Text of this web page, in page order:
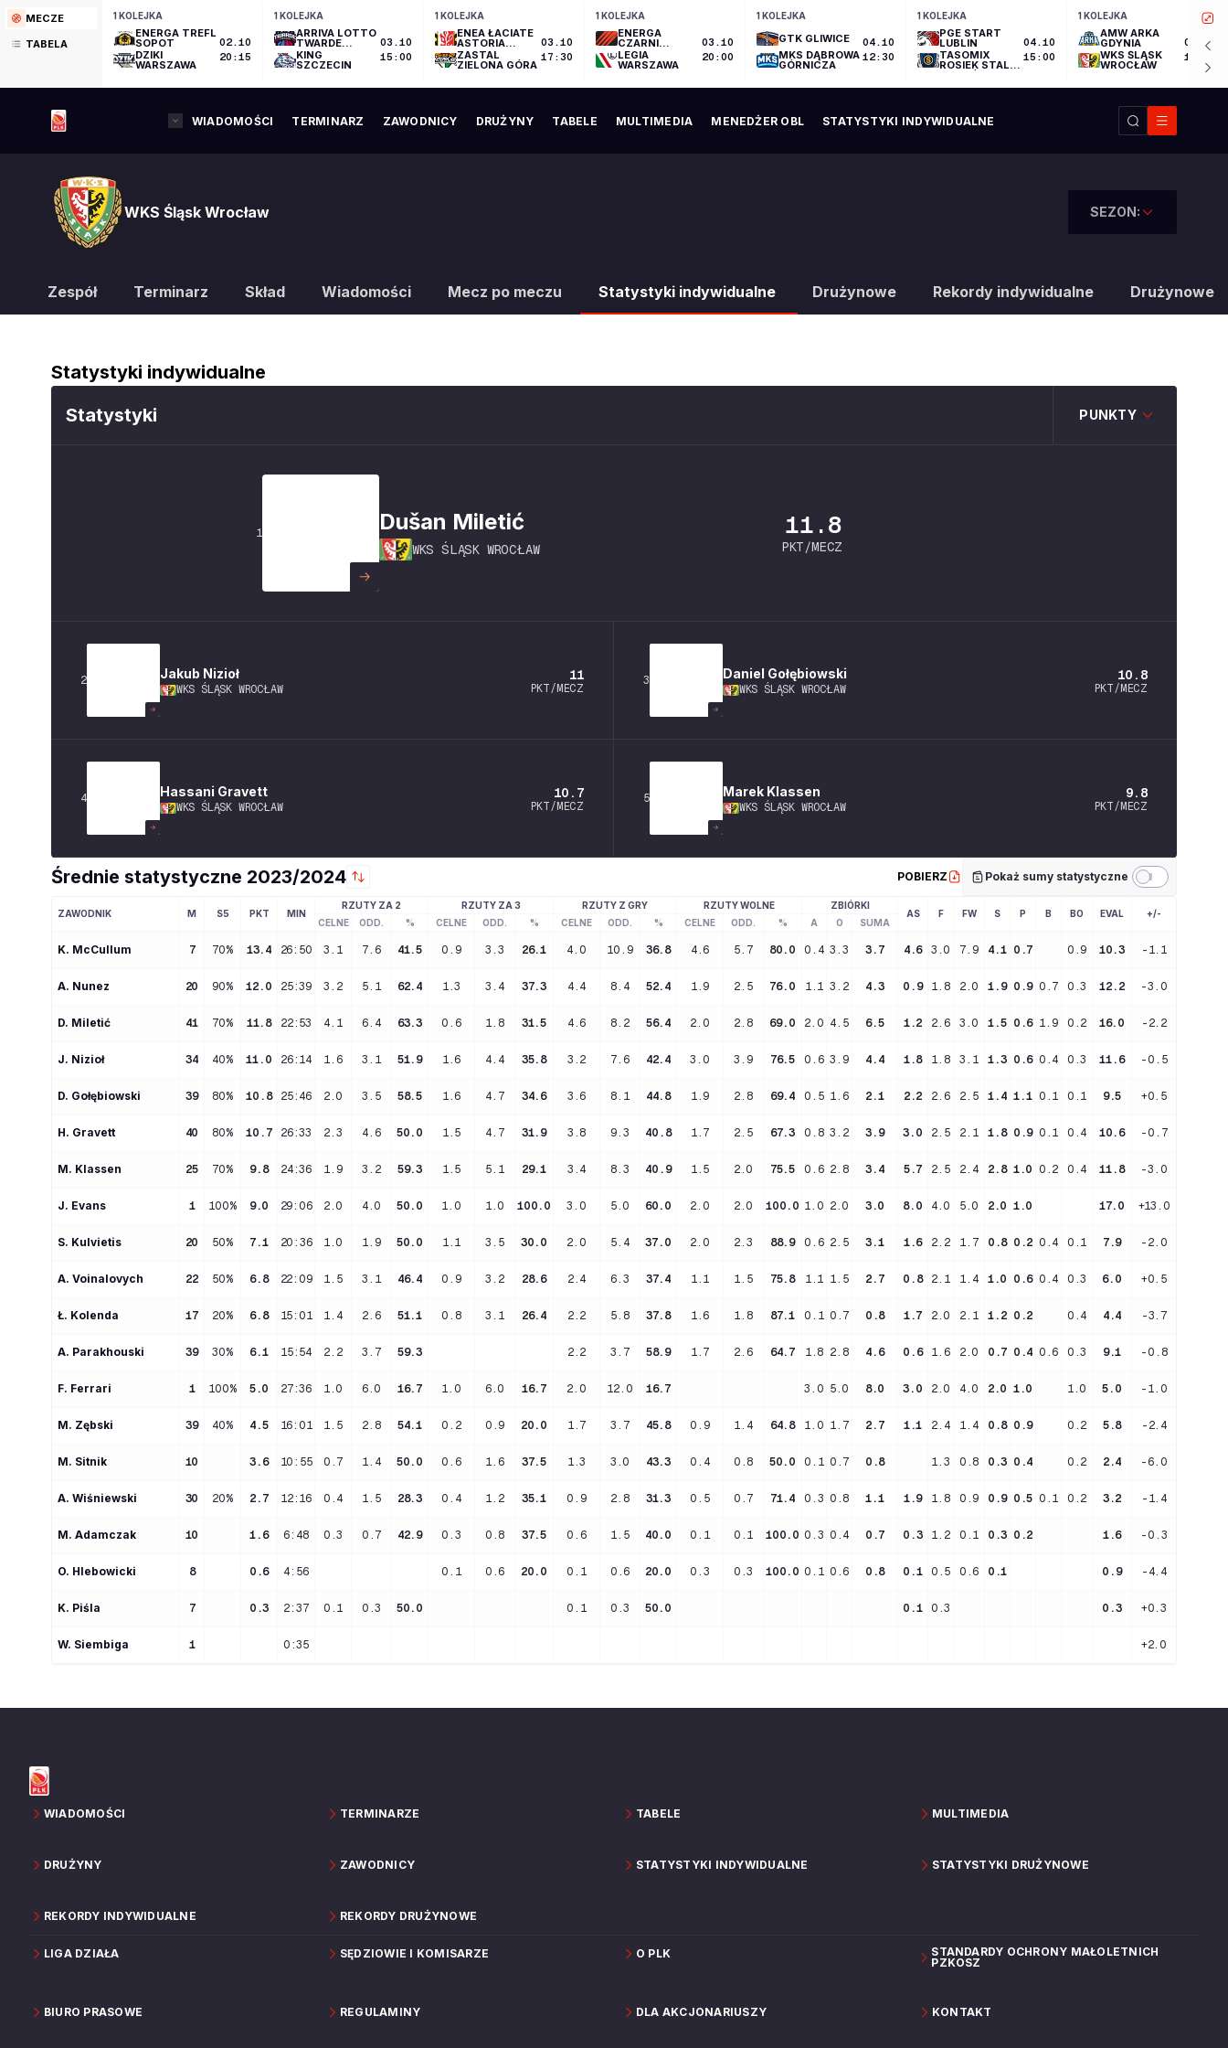
MECZE
TABELA
1 KOLEJKA
ENERGA TREFL
SOPOT
DZIKI
WARSZAWA
02.10
20:15
1 KOLEJKA
ARRIVA LOTTO
TWARDE
PIERNIKI
TORUŃ
KING
SZCZECIN
03.10
15:00
1 KOLEJKA
ENEA ŁACIATE
ASTORIA
BYDGOSZCZ
ZASTAL
ZIELONA GÓRA
03.10
17:30
1 KOLEJKA
ENERGA
CZARNI
SŁUPSK
LEGIA
WARSZAWA
03.10
20:00
1 KOLEJKA
GTK GLIWICE
MKS DĄBROWA
GÓRNICZA
04.10
12:30
1 KOLEJKA
PGE START
LUBLIN
TASOMIX
ROSIEK STAL
WIELKOPOLSKI
04.10
15:00
1 KOLEJKA
AMW ARKA
GDYNIA
WKS ŚLĄSK
WROCŁAW
04.10
17:30
WIADOMOŚCI TERMINARZ ZAWODNICY DRUŻYNY TABELE MULTIMEDIA MENEDŻER OBL STATYSTYKI INDYWIDUALNE
WKS Śląsk Wrocław SEZON:
Zespół Terminarz Skład Wiadomości Mecz po meczu Statystyki indywidualne Drużynowe Rekordy indywidualne Drużynowe
Statystyki indywidualne
Statystyki
PUNKTY
1 Dušan Miletić
WKS ŚLĄSK WROCŁAW
11.8
PKT/MECZ
2 Jakub Nizioł
WKS ŚLĄSK WROCŁAW
11
PKT/MECZ
3 Daniel Gołębiowski
WKS ŚLĄSK WROCŁAW
10.8
PKT/MECZ
4 Hassani Gravett
WKS ŚLĄSK WROCŁAW
10.7
PKT/MECZ
5 Marek Klassen
WKS ŚLĄSK WROCŁAW
9.8
PKT/MECZ
Średnie statystyczne 2023/2024 POBIERZ Pokaż sumy statystyczne
ZAWODNIK M S5 PKT MIN
RZUTY ZA 2 RZUTY ZA 3 RZUTY Z GRY RZUTY WOLNE ZBIÓRKI
AS F FW S P B BO EVAL
+/-
CELNE
ODD. % CELNE ODD. % CELNE ODD. % CELNE ODD. % A O SUMA
K. McCullum 7 70% 13.4 26:50 3.1 7.6 41.5 0.9 3.3 26.1 4.0 10.9 36.8 4.6 5.7 80.0 0.4 3.3 3.7 4.6 3.0 7.9 4.1 0.7 0.9 10.3 -1.1
A. Nunez 20 90% 12.0 25:39 3.2 5.1 62.4 1.3 3.4 37.3 4.4 8.4 52.4 1.9 2.5 76.0 1.1 3.2 4.3 0.9 1.8 2.0 1.9 0.9 0.7 0.3 12.2 -3.0
D. Miletić 41 70% 11.8 22:53 4.1 6.4 63.3 0.6 1.8 31.5 4.6 8.2 56.4 2.0 2.8 69.0 2.0 4.5 6.5 1.2 2.6 3.0 1.5 0.6 1.9 0.2 16.0 -2.2
J. Nizioł 34 40% 11.0 26:14 1.6 3.1 51.9 1.6 4.4 35.8 3.2 7.6 42.4 3.0 3.9 76.5 0.6 3.9 4.4 1.8 1.8 3.1 1.3 0.6 0.4 0.3 11.6 -0.5
D. Gołębiowski 39 80% 10.8 25:46 2.0 3.5 58.5 1.6 4.7 34.6 3.6 8.1 44.8 1.9 2.8 69.4 0.5 1.6 2.1 2.2 2.6 2.5 1.4 1.1 0.1 0.1 9.5 +0.5
H. Gravett 40 80% 10.7 26:33 2.3 4.6 50.0 1.5 4.7 31.9 3.8 9.3 40.8 1.7 2.5 67.3 0.8 3.2 3.9 3.0 2.5 2.1 1.8 0.9 0.1 0.4 10.6 -0.7
M. Klassen 25 70% 9.8 24:36 1.9 3.2 59.3 1.5 5.1 29.1 3.4 8.3 40.9 1.5 2.0 75.5 0.6 2.8 3.4 5.7 2.5 2.4 2.8 1.0 0.2 0.4 11.8 -3.0
J. Evans 1 100% 9.0 29:06 2.0 4.0 50.0 1.0 1.0 100.0 3.0 5.0 60.0 2.0 2.0 100.0 1.0 2.0 3.0 8.0 4.0 5.0 2.0 1.0 17.0 +13.0
S. Kulvietis 20 50% 7.1 20:36 1.0 1.9 50.0 1.1 3.5 30.0 2.0 5.4 37.0 2.0 2.3 88.9 0.6 2.5 3.1 1.6 2.2 1.7 0.8 0.2 0.4 0.1 7.9 -2.0
A. Voinalovych 22 50% 6.8 22:09 1.5 3.1 46.4 0.9 3.2 28.6 2.4 6.3 37.4 1.1 1.5 75.8 1.1 1.5 2.7 0.8 2.1 1.4 1.0 0.6 0.4 0.3 6.0 +0.5
Ł. Kolenda 17 20% 6.8 15:01 1.4 2.6 51.1 0.8 3.1 26.4 2.2 5.8 37.8 1.6 1.8 87.1 0.1 0.7 0.8 1.7 2.0 2.1 1.2 0.2 0.4 4.4 -3.7
A. Parakhouski 39 30% 6.1 15:54 2.2 3.7 59.3 2.2 3.7 58.9 1.7 2.6 64.7 1.8 2.8 4.6 0.6 1.6 2.0 0.7 0.4 0.6 0.3 9.1 -0.8
F. Ferrari 1 100% 5.0 27:36 1.0 6.0 16.7 1.0 6.0 16.7 2.0 12.0 16.7 3.0 5.0 8.0 3.0 2.0 4.0 2.0 1.0 1.0 5.0 -1.0
M. Zębski 39 40% 4.5 16:01 1.5 2.8 54.1 0.2 0.9 20.0 1.7 3.7 45.8 0.9 1.4 64.8 1.0 1.7 2.7 1.1 2.4 1.4 0.8 0.9 0.2 5.8 -2.4
M. Sitnik 10 3.6 10:55 0.7 1.4 50.0 0.6 1.6 37.5 1.3 3.0 43.3 0.4 0.8 50.0 0.1 0.7 0.8 1.3 0.8 0.3 0.4 0.2 2.4 -6.0
A. Wiśniewski 30 20% 2.7 12:16 0.4 1.5 28.3 0.4 1.2 35.1 0.9 2.8 31.3 0.5 0.7 71.4 0.3 0.8 1.1 1.9 1.8 0.9 0.9 0.5 0.1 0.2 3.2 -1.4
M. Adamczak 10 1.6 6:48 0.3 0.7 42.9 0.3 0.8 37.5 0.6 1.5 40.0 0.1 0.1 100.0 0.3 0.4 0.7 0.3 1.2 0.1 0.3 0.2 1.6 -0.3
O. Hlebowicki 8 0.6 4:56 0.1 0.6 20.0 0.1 0.6 20.0 0.3 0.3 100.0 0.1 0.6 0.8 0.1 0.5 0.6 0.1 0.9 -4.4
K. Piśla 7 0.3 2:37 0.1 0.3 50.0 0.1 0.3 50.0 0.1 0.3 0.3 +0.3
W. Siembiga 1 0:35 +2.0
WIADOMOŚCI TERMINARZE TABELE MULTIMEDIA
DRUŻYNY ZAWODNICY STATYSTYKI INDYWIDUALNE STATYSTYKI DRUŻYNOWE
REKORDY INDYWIDUALNE REKORDY DRUŻYNOWE
LIGA DZIAŁA SĘDZIOWIE I KOMISARZE O PLK
STANDARDY OCHRONY MAŁOLETNICH
PZKOSZ
BIURO PRASOWE REGULAMINY DLA AKCJONARIUSZY KONTAKT